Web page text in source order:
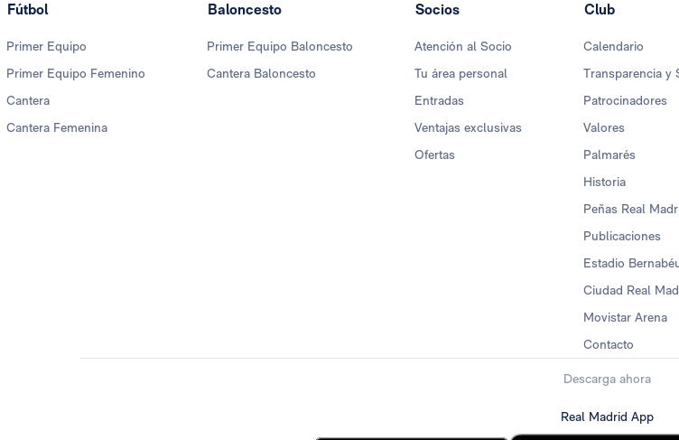
Fútbol
Primer Equipo
Primer Equipo Femenino
Cantera
Cantera Femenina
Baloncesto
Primer Equipo Baloncesto
Cantera Baloncesto
Socios
Atención al Socio
Tu área personal
Entradas
Ventajas exclusivas
Ofertas
Club
Calendario
Transparencia y
Patrocinadores
Valores
Palmarés
Historia
Peñas Real
Publicaciones
Estadio
Ciudad Real
Movistar Arena
Contacto
Descarga ahora
Real Madrid App